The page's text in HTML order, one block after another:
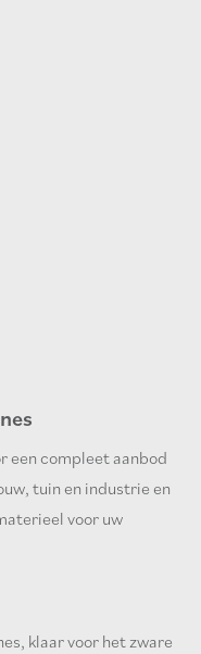
een compleet aanbod
tuin en industrie en
voor uw
klaar voor het zware